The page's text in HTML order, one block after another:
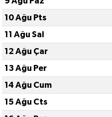
10 Ağu Pts
11 Ağu Sal
12 Ağu Çar
13 Ağu Per
14 Ağu Cum
15 Ağu Cts